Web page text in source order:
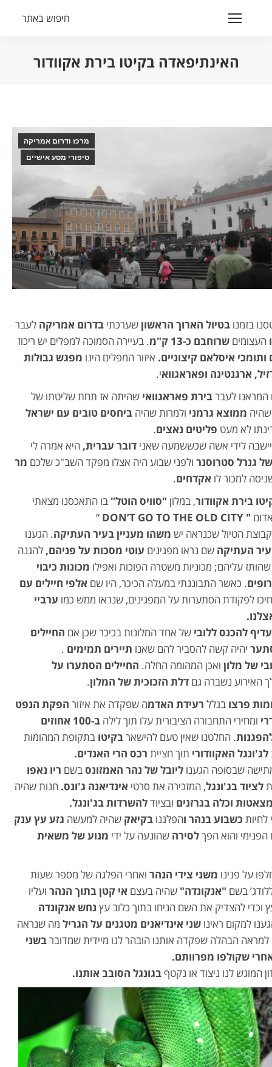
Search:
חיפוש באתר
האינתיפאדה בקיטו בירת אקוודור
מרכז ודרום אמריקה
סיפורי מסע אישיים
בזמנו בטיול הארוך הראשוןשערכתי בדרום אמריקה לעבר
העצומים שרוחבם כ-13 ק"מ
. בעיירה הסמוכה למפלים יש ריכוז
איסלאם קיצוניים. איזור המפלים הינו מפגש גבולות
ארגנטינה ופאראגוואי.
המראנו לעברבירת פאראגוואי שהיתה אז תחת שליטתו של
ממוצא גרמני ולמרות שהיה ביחסים טובים עם ישראל
לא מעט פליטים נאצים.
לידי אשה שכששמעה שאני דובר עברית, היא אמרה לי
גנרל סטרוסנר ולפני שבוע היה אצלו מפקד השב"כ שלכם מר
למכור לו אקדחים.
בירת אקוודור, במלון "סוויס הוטל" בו התאכסנו מצאתי
" DON’T GO TO
THE OLD CITY
“
הטיול שכנראה יש משהו מעניין בעיר העתיקה. הגענו
העתיקה שם נראו מפגינים עוטי מסכות על פניהם, להגנה
עליהם; מכוניות משטרה הפוכות ואפילו מכונות כיבוי
. כאשר התבוננתי במעלה הכיכר, היו שם אלפי חיילים עם
לפקודת הסתערות על המפגינים, שנראו ממש כמו ערביי
להכנס ללובי של אחד המלונות בכיכר שכן אם החיילים
יהיה קשה להסביר להם שאנו תיירים תמימים .
של מלון ואכן המהומה החלה. החיילים הסתערו על
האירוע נשברה גם דלת הזכוכית של המלון.
פרצו בגלל רעידת האדמה שפקדה את איזור הפקת הנפט
ומחירי התחבורה הציבורית עלו תוך לילה ב-100 אחוזים
. החלטנו שאין טעם להישארבקיטו בתקופת המהומות
לג'ונגל האקוודורי תוך חציית רכס הרי האנדים.
שבסופה הגענו ליובל של נהר האמזונס בשם ריו נאפו
לציוד בג'ונגל, המזכירה את סרטי אינדיאנה ג'ונס. חנות שהיה
וכלה בגרזנים ובציודלהשרדות בג'ונגל.
לחיות כשבוע בנהר והפלגנו בקיאק שהיה למעשה גזע עץ ענק
והוא הפךלסירה שהונעה על ידי מנוע של משאית
על פנינו משני צידי הנהר ואחרי הפלגה של מספר שעות
בשם "אנקונדה" שהיה בעצם אי קטן בתוך הנהר ועליו
וכדי להצדיק את השם הניחו בתוך כלוב עץ נחש אנקונדה
למקום ראינו שני אינדיאנים מטגנים על הגריל מה שנראה
למראה הבהלה שפקדה אותנו הובהר לנו מיידית שמדוברבשני
שקולפו מפרוותם.
המוגש לנו ניצוד או נקטףבגונגל הסובב אותנו.